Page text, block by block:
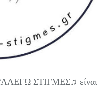
ΣΤΙΓΜΕΣ♫ είναι